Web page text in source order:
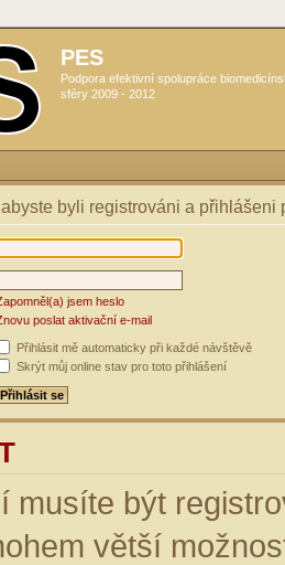
PES
Podpora efektivní spolupráce
sféry 2009 - 2012
byli registrováni a přihlášeni
jsem heslo
poslat aktivační e-mail
Přihlásit mě automaticky při každé návštěvě
Skrýt můj online stav pro toto přihlášení
musíte být
větší